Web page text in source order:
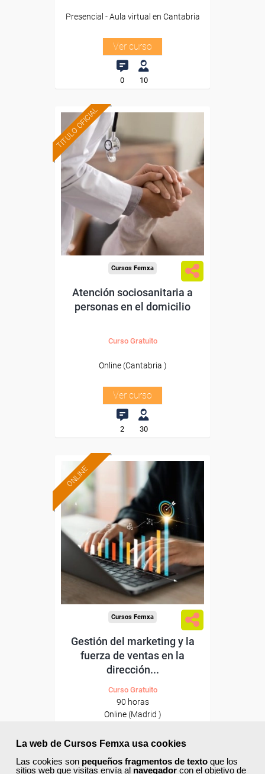
La web de Cursos Femxa usa cookies
Las cookies son pequeños fragmentos de texto que los
sitios web que visitas envía al navegador con el objetivo de
Presencial - Aula virtual en Cantabria
Ver curso
0 10
TITULO OFICIAL Formación 100%
subvencionada.
Para desempleados,
trabajadores y autónomos
de Cantabria.
Para todos los sectores.
Cursos Femxa
Atención sociosanitaria a
personas en el domicilio
Curso Gratuito
Online (Cantabria )
Ver curso
2 30
ONLINE
Formación 100%
subvencionada.
Para desempleados,
trabajadores y autónomos
de Madrid.
Para todos los sectores.
Cursos Femxa
Gestión del marketing y la
fuerza de ventas en la
dirección...
Curso Gratuito
90 horas
Online (Madrid )
Ver curso